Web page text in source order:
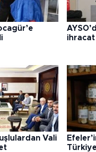
ihracat
Vali